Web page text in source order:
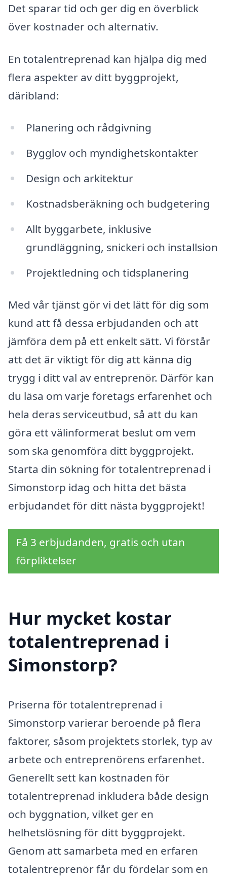
Det sparar tid och ger dig en överblick
över kostnader och alternativ.
En totalentreprenad kan hjälpa dig med
flera aspekter av ditt byggprojekt,
däribland:
Planering och rådgivning
Bygglov och myndighetskontakter
Design och arkitektur
Kostnadsberäkning och budgetering
Allt byggarbete, inklusive
grundläggning, snickeri och installsion
Projektledning och tidsplanering
Med vår tjänst gör vi det lätt för dig som
kund att få dessa erbjudanden och att
jämföra dem på ett enkelt sätt. Vi förstår
att det är viktigt för dig att känna dig
trygg i ditt val av entreprenör. Därför kan
du läsa om varje företags erfarenhet och
hela deras serviceutbud, så att du kan
göra ett välinformerat beslut om vem
som ska genomföra ditt byggprojekt.
Starta din sökning för totalentreprenad i
Simonstorp idag och hitta det bästa
erbjudandet för ditt nästa byggprojekt!
Få 3 erbjudanden, gratis och utan
förpliktelser
Hur mycket kostar
totalentreprenad i
Simonstorp?
Priserna för totalentreprenad i
Simonstorp varierar beroende på flera
faktorer, såsom projektets storlek, typ av
arbete och entreprenörens erfarenhet.
Generellt sett kan kostnaden för
totalentreprenad inkludera både design
och byggnation, vilket ger en
helhetslösning för ditt byggprojekt.
Genom att samarbeta med en erfaren
totalentreprenör får du fördelar som en